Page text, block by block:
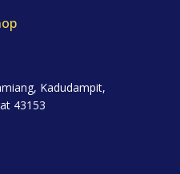
Kadudampit,
43153